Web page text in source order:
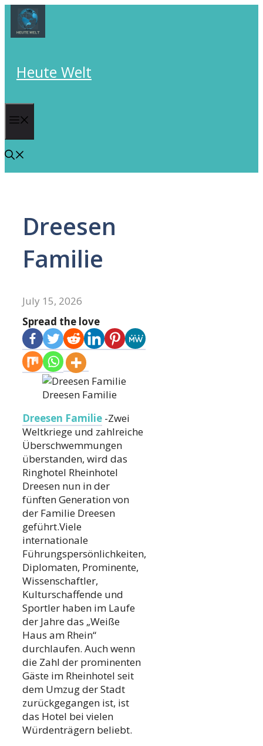
Skip
content
Heute Welt
Dreesen
Familie
July 15, 2026
Spread the love
Dreesen Familie
Dreesen Familie -Zwei
Weltkriege und zahlreiche
Überschwemmungen
überstanden, wird das
Ringhotel Rheinhotel
Dreesen nun in der
fünften Generation von
der Familie Dreesen
geführt.Viele
internationale
Führungspersönlichkeiten,
Diplomaten, Prominente,
Wissenschaftler,
Kulturschaffende und
Sportler haben im Laufe
der Jahre das „Weiße
Haus am Rhein“
durchlaufen. Auch wenn
die Zahl der prominenten
Gäste im Rheinhotel seit
dem Umzug der Stadt
zurückgegangen ist, ist
das Hotel bei vielen
Würdenträgern beliebt.